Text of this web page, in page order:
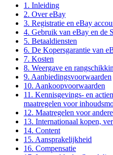
1. Inleiding
2. Over eBay
3. Registratie en eBay
4. Gebruik van eBay en de
5. Betaaldiensten
6. De Kopersgarantie van
7. Kosten
8. Weergave en
9. Aanbiedingsvoorwaarden
10. Aankoopvoorwaarden
11. Kennisgevings- en
maatregelen voor
12. Maatregelen voor
13. Internationaal kopen,
14. Content
15. Aansprakelijkheid
16. Compensatie